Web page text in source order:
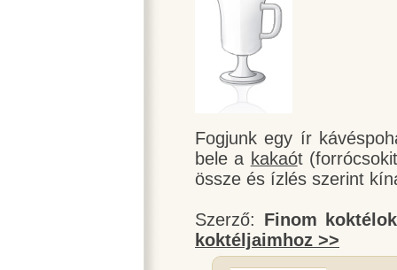
Fogjunk egy ír
bele a kakaót
össze és ízlés szerint
Szerző: Finom koktélok
koktéljaimhoz >>